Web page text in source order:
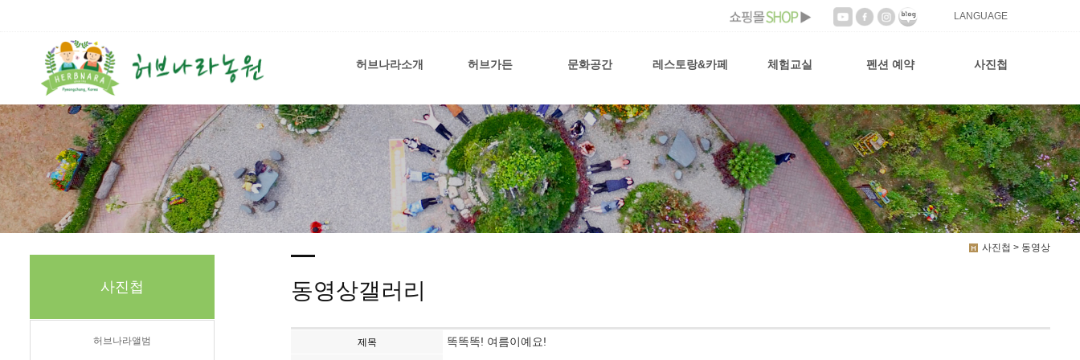
LANGUAGE
허브나라소개 허브가든 문화공간 레스토랑&카페 체험교실 펜션 예약 사진첩
사진첩 > 동영상
사진첩
허브나라앨범
동영상갤러리
제목 똑똑똑! 여름이예요!